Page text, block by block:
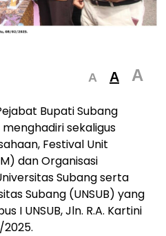
A A A
Bupati Subang
sekaligus
Festival Unit
dan Organisasi
Subang serta
Subang (UNSUB) yang
I UNSUB, Jln. R.A. Kartini